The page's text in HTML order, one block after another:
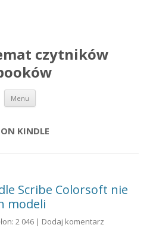
czytników
Menu Przejdź do treści
KINDLE
Scribe Colorsoft nie
modeli
2 046 | Dodaj komentarz